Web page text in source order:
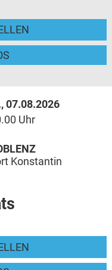
07.08.2026
Uhr
Konstantin